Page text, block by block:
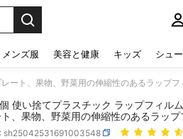
メンズ服 美容と健康 キッズ シュ
使い捨てプラスチック ラップフィル
ト、果物、野菜用の伸縮性のあるラップ
キッチンラップ、ほこり除け、日常使い
sh25042531691003548